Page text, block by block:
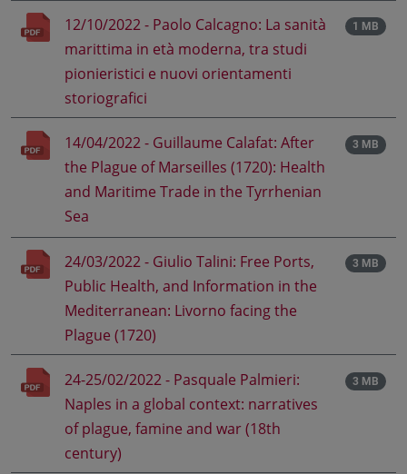
12/10/2022 - Paolo Calcagno: La sanità
marittima in età moderna, tra studi
pionieristici e nuovi orientamenti
storiografici
1 MB
14/04/2022 - Guillaume Calafat: After
the Plague of Marseilles (1720): Health
and Maritime Trade in the Tyrrhenian
Sea
3 MB
24/03/2022 - Giulio Talini: Free Ports,
Public Health, and Information in the
Mediterranean: Livorno facing the
Plague (1720)
3 MB
24-25/02/2022 - Pasquale Palmieri:
Naples in a global context: narratives
of plague, famine and war (18th
century)
3 MB